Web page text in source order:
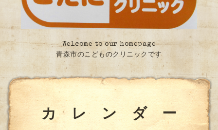
Welcome to our homepage
青森市のこどものクリニックです
カ レ ン ダ ー